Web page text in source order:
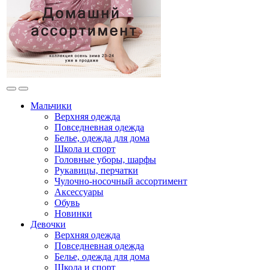
Мальчики
Верхняя одежда
Повседневная одежда
Белье, одежда для дома
Школа и спорт
Головные уборы, шарфы
Рукавицы, перчатки
Чулочно-носочный ассортимент
Аксессуары
Обувь
Новинки
Девочки
Верхняя одежда
Повседневная одежда
Белье, одежда для дома
Школа и спорт